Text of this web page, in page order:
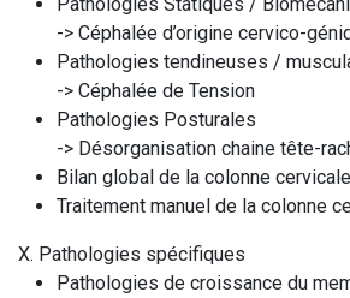
-> Céphalée d’origine cervico-
Pathologies tendineuses /
-> Céphalée de Tension
Pathologies Posturales
-> Désorganisation chaine tête-
Bilan global de la colonne cervicale
Traitement manuel de la colonne
X. Pathologies spécifiques
Pathologies de croissance du